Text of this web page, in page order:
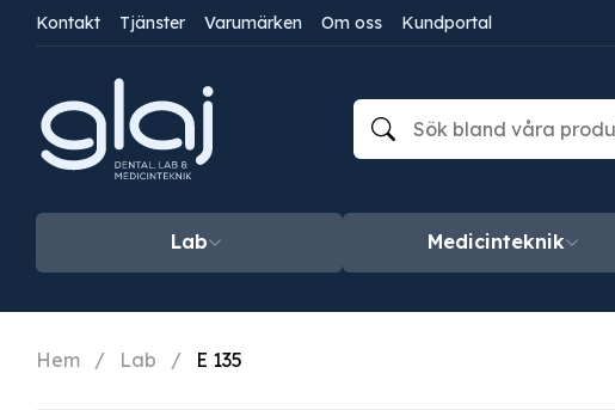
Kontakt Tjänster Varumärken Om oss Kundportal
Lab Medicinteknik
Hem / Lab / E 135